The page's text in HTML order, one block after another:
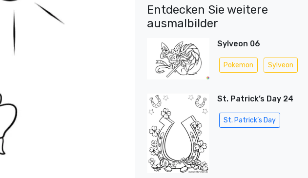
Entdecken Sie weitere
ausmalbilder
Sylveon 06
Pokemon Sylveon
St. Patrick’s Day 24
St. Patrick’s Day